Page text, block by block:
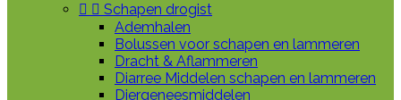
  Schapen drogist
Ademhalen
Bolussen voor schapen en lammeren
Dracht & Aflammeren
Diarree Middelen schapen en lammeren
Diergeneesmiddelen